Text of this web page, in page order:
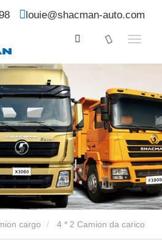
louie@shacman-auto.com
cargo 4 * 2 Camion da carico